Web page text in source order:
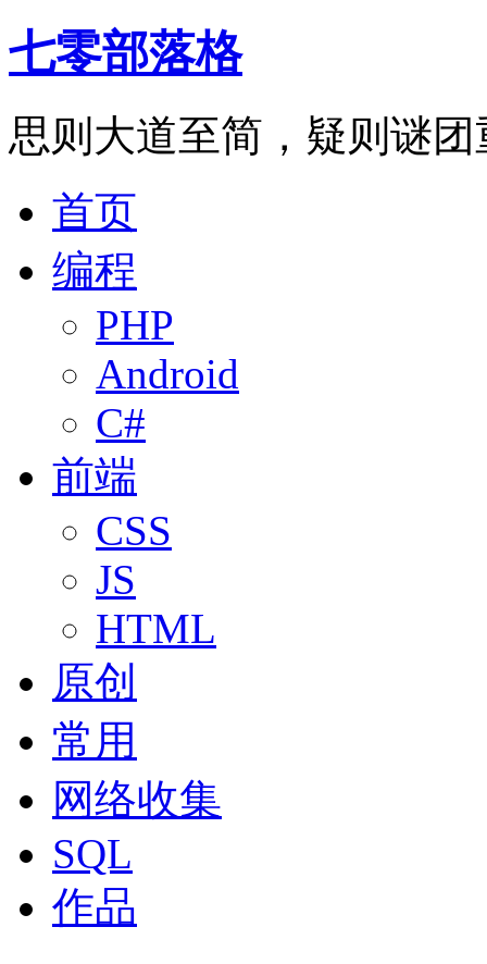
七零部落格
思则大道至简，疑则谜团
首页
编程
PHP
Android
C#
前端
CSS
JS
HTML
原创
常用
网络收集
SQL
作品